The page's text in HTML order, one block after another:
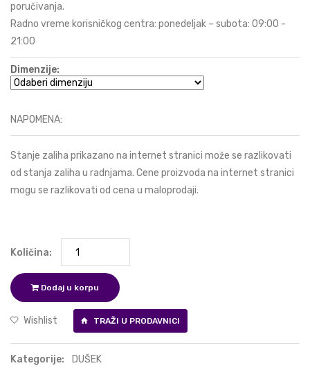
poručivanja.
Radno vreme korisničkog centra: ponedeljak – subota: 09:00 -
21:00
Dimenzije:
NAPOMENA:
Stanje zaliha prikazano na internet stranici može se razlikovati
od stanja zaliha u radnjama. Cene proizvoda na internet stranici
mogu se razlikovati od cena u maloprodaji.
Količina:
Dodaj u korpu
Wishlist TRAŽI U PRODAVNICI
Kategorije: DUŠEK